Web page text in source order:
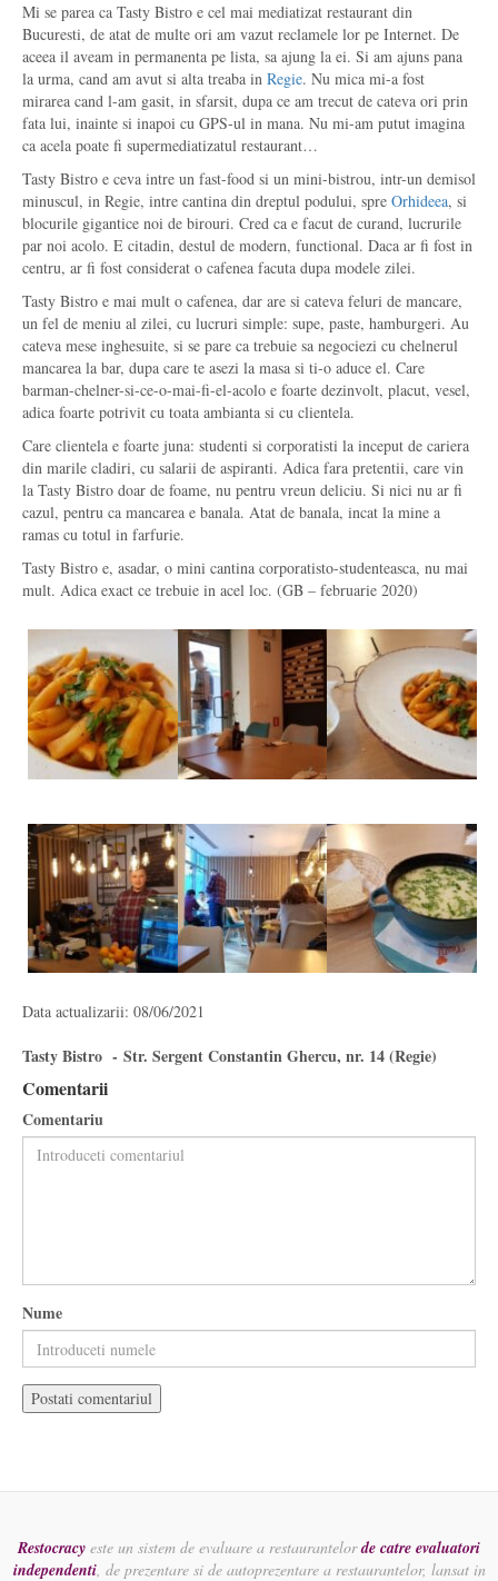
Mi se parea ca Tasty Bistro e cel mai mediatizat restaurant din
Bucuresti, de atat de multe ori am vazut reclamele lor pe Internet. De
aceea il aveam in permanenta pe lista, sa ajung la ei. Si am ajuns pana
la urma, cand am avut si alta treaba in Regie. Nu mica mi-a fost
mirarea cand l-am gasit, in sfarsit, dupa ce am trecut de cateva ori prin
fata lui, inainte si inapoi cu GPS-ul in mana. Nu mi-am putut imagina
ca acela poate fi supermediatizatul restaurant…
Tasty Bistro e ceva intre un fast-food si un mini-bistrou, intr-un demisol
minuscul, in Regie, intre cantina din dreptul podului, spre Orhideea, si
blocurile gigantice noi de birouri. Cred ca e facut de curand, lucrurile
par noi acolo. E citadin, destul de modern, functional. Daca ar fi fost in
centru, ar fi fost considerat o cafenea facuta dupa modele zilei.
Tasty Bistro e mai mult o cafenea, dar are si cateva feluri de mancare,
un fel de meniu al zilei, cu lucruri simple: supe, paste, hamburgeri. Au
cateva mese inghesuite, si se pare ca trebuie sa negociezi cu chelnerul
mancarea la bar, dupa care te asezi la masa si ti-o aduce el. Care
barman-chelner-si-ce-o-mai-fi-el-acolo e foarte dezinvolt, placut, vesel,
adica foarte potrivit cu toata ambianta si cu clientela.
Care clientela e foarte juna: studenti si corporatisti la inceput de cariera
din marile cladiri, cu salarii de aspiranti. Adica fara pretentii, care vin
la Tasty Bistro doar de foame, nu pentru vreun deliciu. Si nici nu ar fi
cazul, pentru ca mancarea e banala. Atat de banala, incat la mine a
ramas cu totul in farfurie.
Tasty Bistro e, asadar, o mini cantina corporatisto-studenteasca, nu mai
mult. Adica exact ce trebuie in acel loc. (GB – februarie 2020)
Data actualizarii: 08/06/2021
Tasty Bistro - Str. Sergent Constantin Ghercu, nr. 14 (Regie)
Comentarii
Comentariu
Nume
Restocracy este un sistem de evaluare a restaurantelorde catre evaluatori
independenti, de prezentare si de autoprezentare a restaurantelor, lansat in